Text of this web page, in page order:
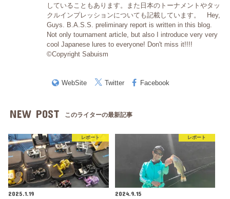
していることもあります。また日本のトーナメントやタッ
クルインプレッションについても記載しています。 Hey,
Guys. B.A.S.S. preliminary report is written in this blog.
Not only tournament article, but also I introduce very very
cool Japanese lures to everyone! Don't miss it!!!!
©Copyright Sabuism
WebSite Twitter Facebook
NEW POST このライターの最新記事
レポート
2025.1.19
レポート
2024.9.15